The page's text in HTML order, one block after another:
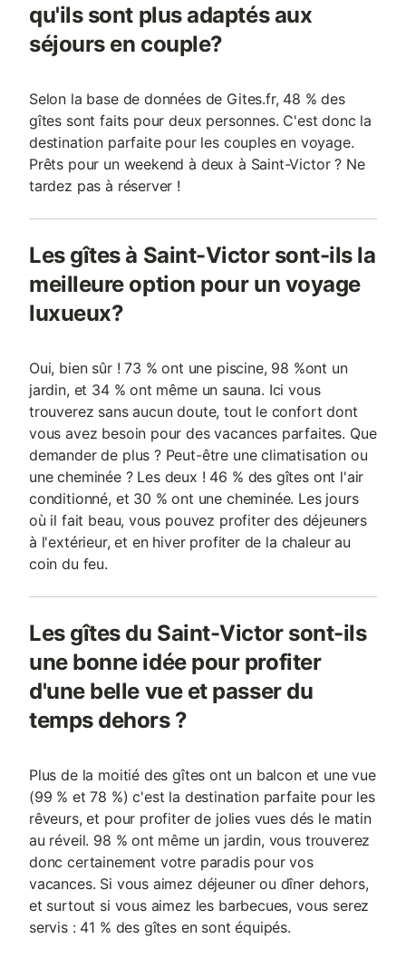
qu'ils sont plus adaptés aux
séjours en couple?
Selon la base de données de Gites.fr, 48 % des
gîtes sont faits pour deux personnes. C'est donc la
destination parfaite pour les couples en voyage.
Prêts pour un weekend à deux à Saint-Victor ? Ne
tardez pas à réserver !
Les gîtes à Saint-Victor sont-ils la
meilleure option pour un voyage
luxueux?
Oui, bien sûr ! 73 % ont une piscine, 98 %ont un
jardin, et 34 % ont même un sauna. Ici vous
trouverez sans aucun doute, tout le confort dont
vous avez besoin pour des vacances parfaites. Que
demander de plus ? Peut-être une climatisation ou
une cheminée ? Les deux ! 46 % des gîtes ont l'air
conditionné, et 30 % ont une cheminée. Les jours
où il fait beau, vous pouvez profiter des déjeuners
à l'extérieur, et en hiver profiter de la chaleur au
coin du feu.
Les gîtes du Saint-Victor sont-ils
une bonne idée pour profiter
d'une belle vue et passer du
temps dehors ?
Plus de la moitié des gîtes ont un balcon et une vue
(99 % et 78 %) c'est la destination parfaite pour les
rêveurs, et pour profiter de jolies vues dés le matin
au réveil. 98 % ont même un jardin, vous trouverez
donc certainement votre paradis pour vos
vacances. Si vous aimez déjeuner ou dîner dehors,
et surtout si vous aimez les barbecues, vous serez
servis : 41 % des gîtes en sont équipés.